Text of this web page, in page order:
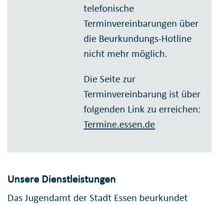
telefonische
Terminvereinbarungen über
die Beurkundungs-Hotline
nicht mehr möglich.
Die Seite zur
Terminvereinbarung ist über
folgenden Link zu erreichen:
Termine.essen.de
Unsere Dienstleistungen
Das Jugendamt der Stadt Essen beurkundet